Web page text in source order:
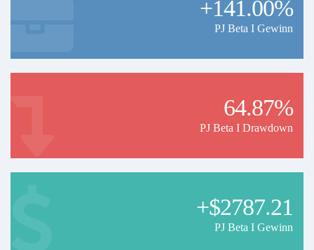
+141.00%
PJ Beta I Gewinn
64.87%
PJ Beta I Drawdown
+$2787.21
PJ Beta I Gewinn